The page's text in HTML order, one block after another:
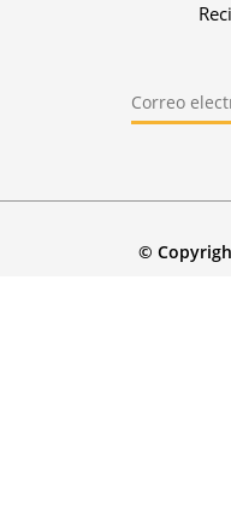
©